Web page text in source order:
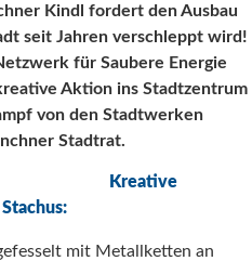
Kindl fordert den Ausbau
seit Jahren verschleppt wird!
für Saubere Energie
Aktion ins Stadtzentrum
von den Stadtwerken
Stadtrat.
Kreative
mit Metallketten an